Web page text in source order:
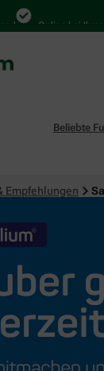
Online bei Ihrer
Beliebte
Empfehlungen